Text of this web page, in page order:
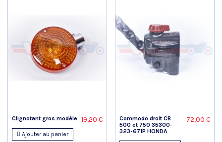
Clignotant gros modèle 19,20 €
Ajouter au panier
Commodo droit CB
500 et 750 35300-
323-671P HONDA
72,00 €